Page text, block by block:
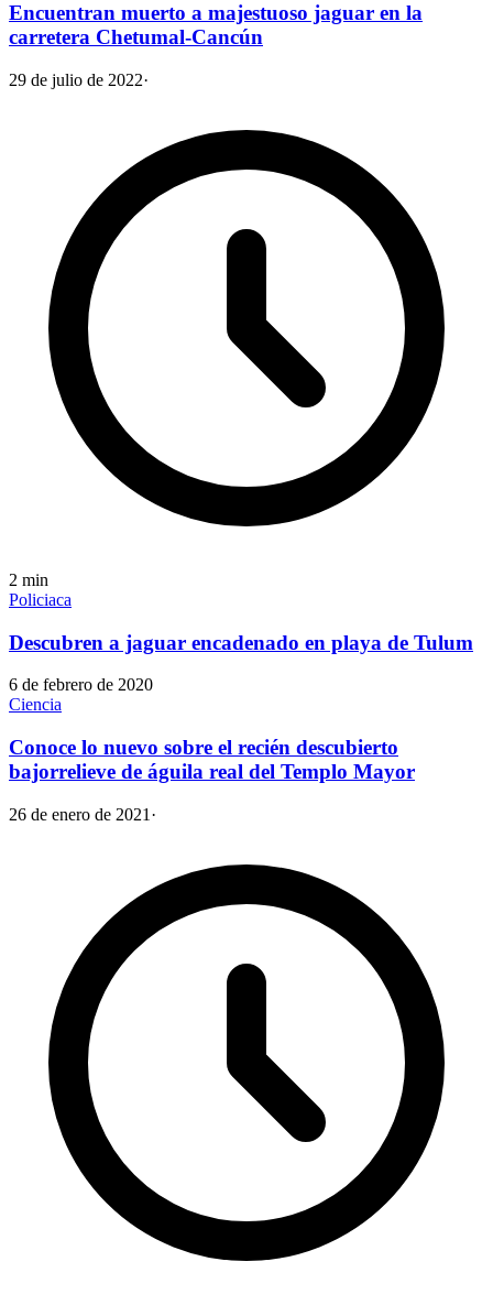
Encuentran muerto a majestuoso jaguar en la
carretera Chetumal-Cancún
29 de julio de 2022·
2 min
Policiaca
Descubren a jaguar encadenado en playa de Tulum
6 de febrero de 2020
Ciencia
Conoce lo nuevo sobre el recién descubierto
bajorrelieve de águila real del Templo Mayor
26 de enero de 2021 ·